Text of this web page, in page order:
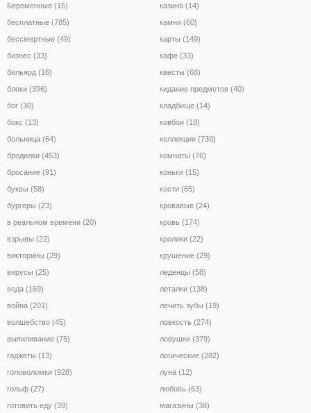
Беременные (15)
бесплатные (785)
бессмертные (49)
бизнес (33)
бильярд (16)
блоки (396)
бог (30)
бокс (13)
больница (64)
бродилки (453)
бросание (91)
буквы (58)
бургеры (23)
в реальном времени (20)
взрывы (22)
викторины (29)
вирусы (25)
вода (169)
война (201)
волшебство (45)
выпиливание (75)
гаджеты (13)
головоломки (928)
гольф (27)
готовить еду (39)
казино (14)
камни (60)
карты (149)
кафе (33)
квесты (68)
кидание предметов (40)
кладбище (14)
ковбои (18)
коллекции (739)
комнаты (76)
коньки (15)
кости (65)
кровавые (24)
кровь (174)
кролики (22)
крушение (29)
леденцы (58)
леталки (138)
лечить зубы (19)
ловкость (274)
ловушки (379)
логические (282)
луна (12)
любовь (63)
магазины (38)